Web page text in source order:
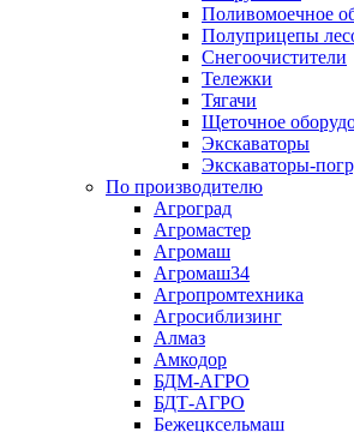
Поливомоечное
Полуприцепы
Снегоочистители
Тележки
Тягачи
Щеточное
Экскаваторы
Экскаваторы-
По производителю
Агроград
Агромастер
Агромаш
Агромаш34
Агропромтехника
Агросиблизинг
Алмаз
Амкодор
БДМ-АГРО
БДТ-АГРО
Бежецксельмаш